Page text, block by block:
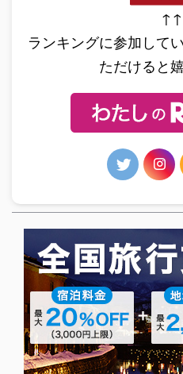
ランキングに参加して
ただけると